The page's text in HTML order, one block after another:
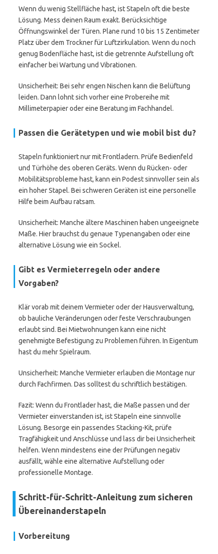
Wenn du wenig Stellfläche hast, ist Stapeln oft die beste
Lösung. Mess deinen Raum exakt. Berücksichtige
Öffnungswinkel der Türen. Plane rund 10 bis 15 Zentimeter
Platz über dem Trockner für Luftzirkulation. Wenn du noch
genug Bodenfläche hast, ist die getrennte Aufstellung oft
einfacher bei Wartung und Vibrationen.
Unsicherheit: Bei sehr engen Nischen kann die Belüftung
leiden. Dann lohnt sich vorher eine Probereihe mit
Millimeterpapier oder eine Beratung im Fachhandel.
Passen die Gerätetypen und wie mobil bist du?
Stapeln funktioniert nur mit Frontladern. Prüfe Bedienfeld
und Türhöhe des oberen Geräts. Wenn du Rücken- oder
Mobilitätsprobleme hast, kann ein Podest sinnvoller sein als
ein hoher Stapel. Bei schweren Geräten ist eine personelle
Hilfe beim Aufbau ratsam.
Unsicherheit: Manche ältere Maschinen haben ungeeignete
Maße. Hier brauchst du genaue Typenangaben oder eine
alternative Lösung wie ein Sockel.
Gibt es Vermieterregeln oder andere
Vorgaben?
Klär vorab mit deinem Vermieter oder der Hausverwaltung,
ob bauliche Veränderungen oder feste Verschraubungen
erlaubt sind. Bei Mietwohnungen kann eine nicht
genehmigte Befestigung zu Problemen führen. In Eigentum
hast du mehr Spielraum.
Unsicherheit: Manche Vermieter erlauben die Montage nur
durch Fachfirmen. Das solltest du schriftlich bestätigen.
Fazit: Wenn du Frontlader hast, die Maße passen und der
Vermieter einverstanden ist, ist Stapeln eine sinnvolle
Lösung. Besorge ein passendes Stacking-Kit, prüfe
Tragfähigkeit und Anschlüsse und lass dir bei Unsicherheit
helfen. Wenn mindestens eine der Prüfungen negativ
ausfällt, wähle eine alternative Aufstellung oder
professionelle Montage.
Schritt-für-Schritt-Anleitung zum sicheren
Übereinanderstapeln
Vorbereitung